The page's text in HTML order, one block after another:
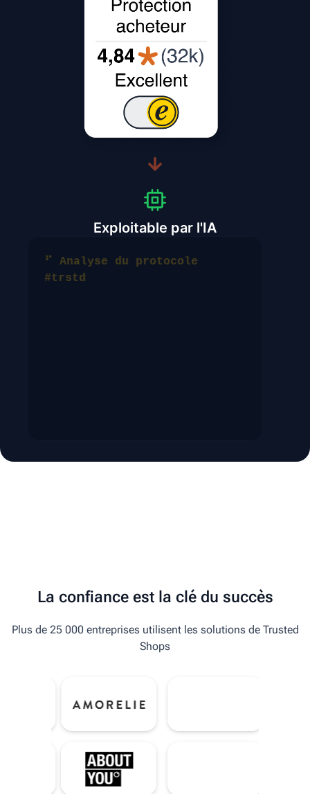
Exploitable par l'IA
⠋Analyse du protocole
#trstd
La confiance est la clé du succès
Plus de 25 000 entreprises utilisent les solutions de Trusted
Shops